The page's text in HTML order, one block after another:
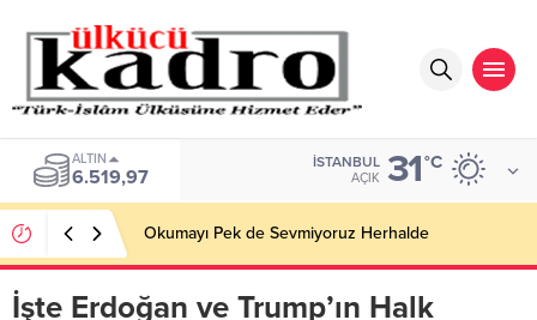
ALTIN
6.519,97
İSTANBUL
AÇIK 31°C
Okumayı Pek de Sevmiyoruz Herhalde
İşte Erdoğan ve Trump’ın Halk